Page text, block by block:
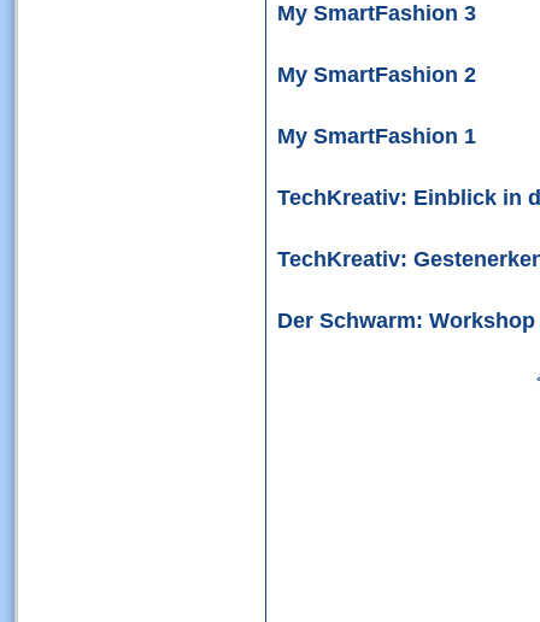
My SmartFashion 3
My SmartFashion 2
My SmartFashion 1
TechKreativ: Einblick in
TechKreativ:
Der Schwarm: